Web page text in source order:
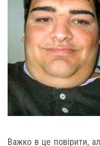
Важко в це повірити,